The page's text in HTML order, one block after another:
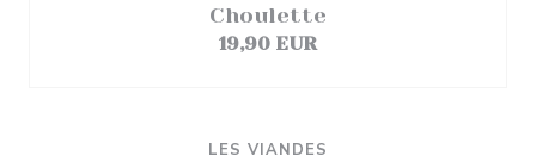
Choulette
19,90 EUR
LES VIANDES